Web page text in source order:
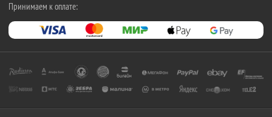
Принимаем к оплате: